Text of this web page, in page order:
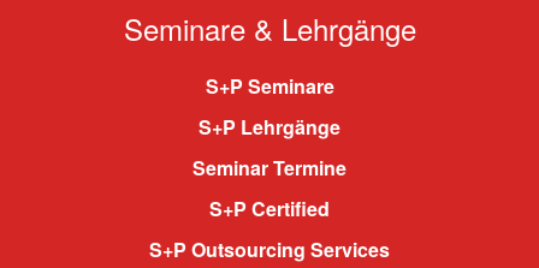
Seminare & Lehrgänge
S+P Seminare
S+P Lehrgänge
Seminar Termine
S+P Certified
S+P Outsourcing Services